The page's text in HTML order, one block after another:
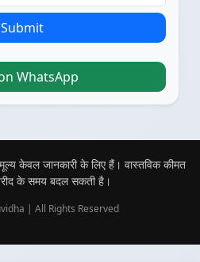
Submit
WhatsApp
केवल जानकारी के लिए हैं। वास्तविक कीमत
के समय बदल सकती है।
| All Rights Reserved